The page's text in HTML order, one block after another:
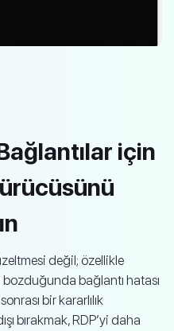
için
değil; özellikle
bağlantı hatası
bir kararlılık
bırakmak, RDP’yi daha